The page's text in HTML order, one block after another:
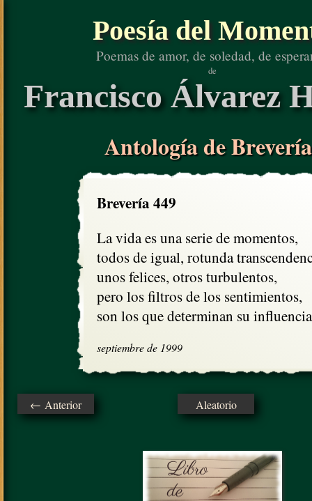
Poesía del
Poemas de amor, de soledad, de
de
Francisco Álvarez
Antología de
Brevería 449
La vida es una serie de momentos,
todos de igual, rotunda
unos felices, otros turbulentos,
pero los filtros de los sentimientos,
son los que determinan su
septiembre de 1999
← Anterior Aleatorio